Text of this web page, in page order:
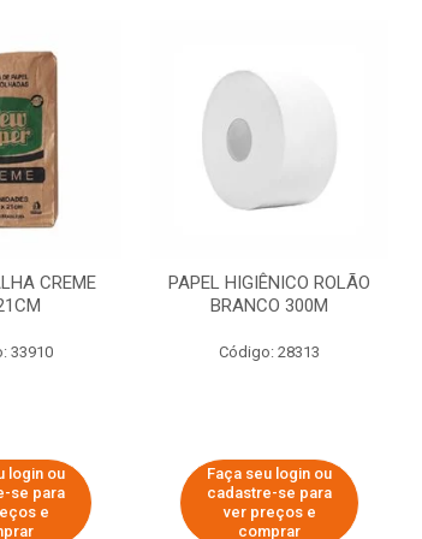
CREME
33910
login ou
se para
e
PAPEL HIGIÊNICO ROLÃO
BRANCO 300M
Código: 28313
Faça seu login ou
cadastre-se para
ver preços e
comprar